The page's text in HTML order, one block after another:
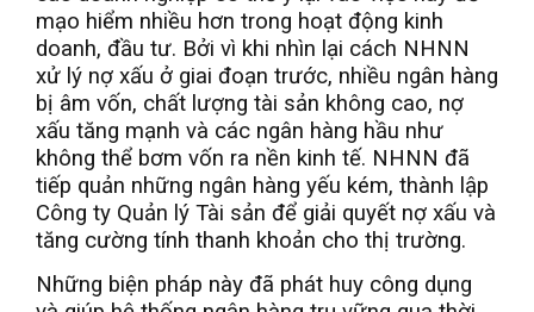
mạo hiểm nhiều hơn trong hoạt động kinh
doanh, đầu tư. Bởi vì khi nhìn lại cách NHNN
xử lý nợ xấu ở giai đoạn trước, nhiều ngân hàng
bị âm vốn, chất lượng tài sản không cao, nợ
xấu tăng mạnh và các ngân hàng hầu như
không thể bơm vốn ra nền kinh tế. NHNN đã
tiếp quản những ngân hàng yếu kém, thành lập
Công ty Quản lý Tài sản để giải quyết nợ xấu và
tăng cường tính thanh khoản cho thị trường.
Những biện pháp này đã phát huy công dụng